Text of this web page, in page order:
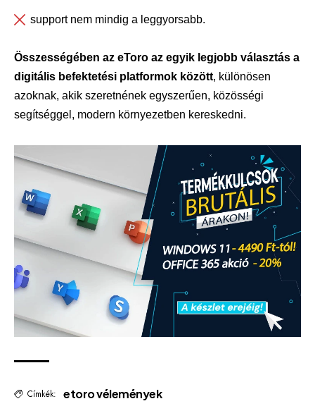
support nem mindig a leggyorsabb.
Összességében az eToro az egyik legjobb választás a
digitális befektetési platformok között, különösen
azoknak, akik szeretnének egyszerűen, közösségi
segítséggel, modern környezetben kereskedni.
Címkék: etoro vélemények